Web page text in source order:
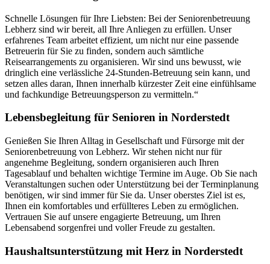
Schnelle Lösungen für Ihre Liebsten: Bei der Seniorenbetreuung
Lebherz sind wir bereit, all Ihre Anliegen zu erfüllen. Unser
erfahrenes Team arbeitet effizient, um nicht nur eine passende
Betreuerin für Sie zu finden, sondern auch sämtliche
Reisearrangements zu organisieren. Wir sind uns bewusst, wie
dringlich eine verlässliche 24-Stunden-Betreuung sein kann, und
setzen alles daran, Ihnen innerhalb kürzester Zeit eine einfühlsame
und fachkundige Betreuungsperson zu vermitteln.“
Lebensbegleitung für Senioren in Norderstedt
Genießen Sie Ihren Alltag in Gesellschaft und Fürsorge mit der
Seniorenbetreuung von Lebherz. Wir stehen nicht nur für
angenehme Begleitung, sondern organisieren auch Ihren
Tagesablauf und behalten wichtige Termine im Auge. Ob Sie nach
Veranstaltungen suchen oder Unterstützung bei der Terminplanung
benötigen, wir sind immer für Sie da. Unser oberstes Ziel ist es,
Ihnen ein komfortables und erfüllteres Leben zu ermöglichen.
Vertrauen Sie auf unsere engagierte Betreuung, um Ihren
Lebensabend sorgenfrei und voller Freude zu gestalten.
Haushalts­unterstützung mit Herz in Norderstedt